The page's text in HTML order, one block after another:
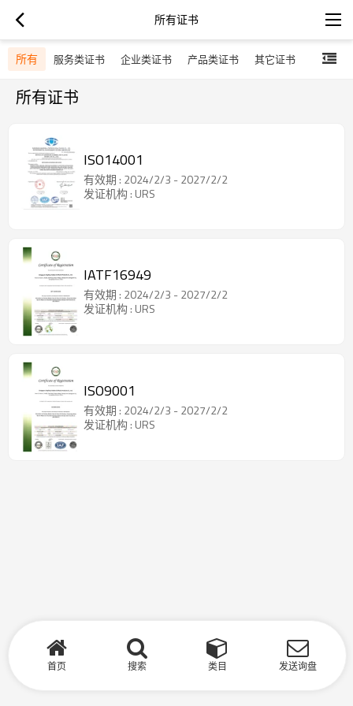
所有证书
所有 服务类证书 企业类证书 产品类证书 其它证书
所有证书
ISO14001
有效期 : 2024/2/3 - 2027/2/2
发证机构 : URS
IATF16949
有效期 : 2024/2/3 - 2027/2/2
发证机构 : URS
ISO9001
有效期 : 2024/2/3 - 2027/2/2
发证机构 : URS
首页 搜索 类目 发送询盘